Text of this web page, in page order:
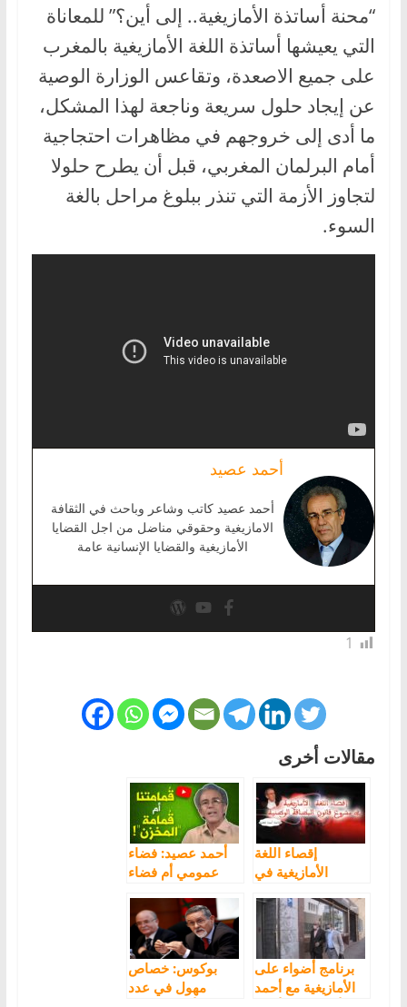
“محنة أساتذة الأمازيغية.. إلى أين؟” للمعاناة
التي يعيشها أساتذة اللغة الأمازيغية بالمغرب
على جميع الاصعدة، وتقاعس الوزارة الوصية
عن إيجاد حلول سريعة وناجعة لهذا المشكل،
ما أدى إلى خروجهم في مظاهرات احتجاجية
أمام البرلمان المغربي، قبل أن يطرح حلولا
لتجاوز الأزمة التي تنذر ببلوغ مراحل بالغة
السوء.
أحمد عصيد
أحمد عصيد كاتب وشاعر وباحث في الثقافة
الامازيغية وحقوقي مناضل من اجل القضايا
الأمازيغية والقضايا الإنسانية عامة
1
مقالات أخرى
إقصاء اللغة
الأمازيغية في
البطاقة الوطنية مع
أحمد عصيد
أحمد عصيد: فضاء
عمومي أم فضاء
برنامج أضواء على
الأمازيغية مع أحمد
بوكوس: خصاص
مهول في عدد